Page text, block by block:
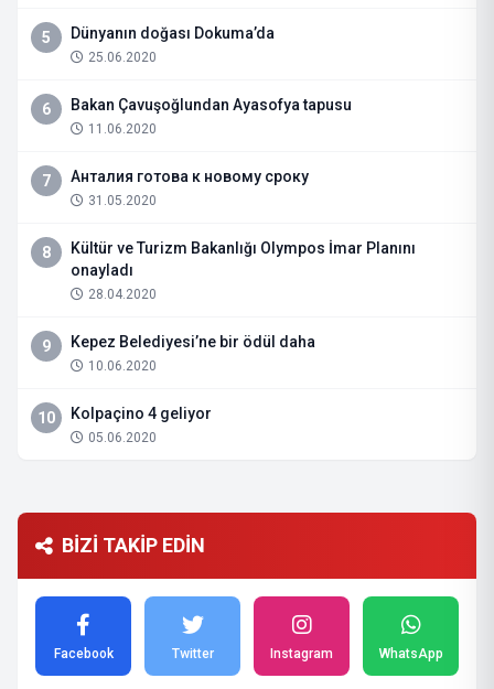
5 Dünyanın doğası Dokuma’da
25.06.2020
6 Bakan Çavuşoğlundan Ayasofya tapusu
11.06.2020
7 Анталия готова к новому сроку
31.05.2020
8
Kültür ve Turizm Bakanlığı Olympos İmar Planını
onayladı
28.04.2020
9 Kepez Belediyesi’ne bir ödül daha
10.06.2020
10 Kolpaçino 4 geliyor
05.06.2020
BİZİ TAKİP EDİN
Facebook Twitter Instagram WhatsApp